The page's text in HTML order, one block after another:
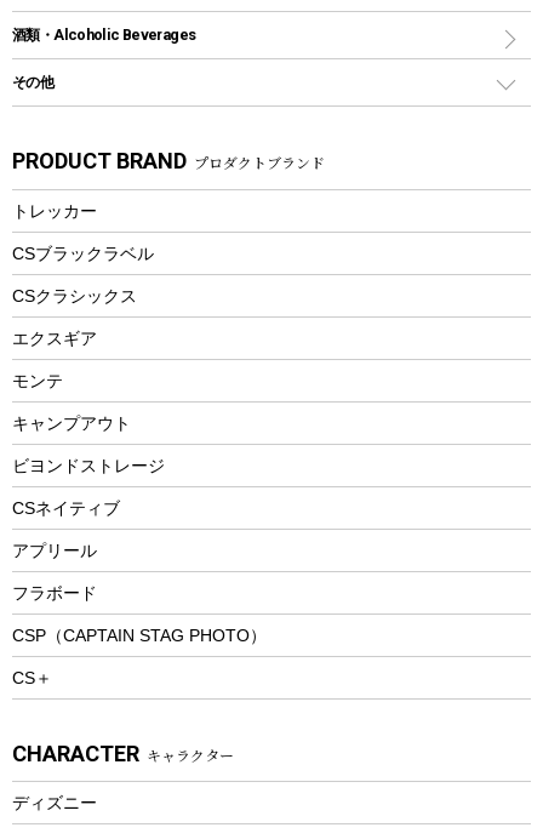
ツール
バーベキューツール
ナイフ
カトラリー
マグカップ、カップ
ステンレスボトル
フードボトル
トレー
ランチョンマット
ランチボックス
ショッピングキャリー
その他アウトドア雑貨
スプレー関係
ツール、他
カヤック
パドル
ヘルメット
エアーポンプ
アクセサリー
スポーツサイクル
シティサイクル
自転車ウェア
マリン
ラッシュガード
パラソル
フローティングベスト
ヘルメット
エアーポンプ
ビーチテント
ウィンター
スノーシュー
防寒ウェア
トレッキング
トレッキングアクセサリー
プレイグッズ
ウェルネス
ウェア、タオル
ウェア
酒類・Alcoholic Beverages
その他
湯たんぽ
防災用品
PRODUCT BRAND プロダクトブランド
トレッカー
CSブラックラベル
CSクラシックス
エクスギア
モンテ
キャンプアウト
ビヨンドストレージ
CSネイティブ
アプリール
フラボード
CSP（CAPTAIN STAG PHOTO）
CS＋
CHARACTER キャラクター
ディズニー